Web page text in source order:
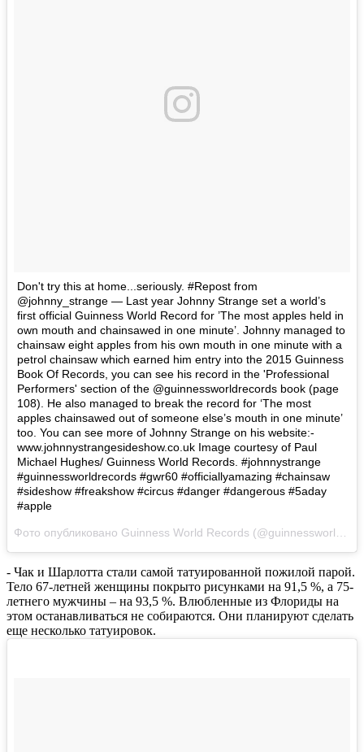
Don't try this at home...seriously. #Repost from
@johnny_strange — Last year Johnny Strange set a world’s
first official Guinness World Record for ’The most apples held in
own mouth and chainsawed in one minute’. Johnny managed to
chainsaw eight apples from his own mouth in one minute with a
petrol chainsaw which earned him entry into the 2015 Guinness
Book Of Records, you can see his record in the 'Professional
Performers' section of the @guinnessworldrecords book (page
108). He also managed to break the record for ‘The most
apples chainsawed out of someone else’s mouth in one minute’
too. You can see more of Johnny Strange on his website:-
www.johnnystrangesideshow.co.uk Image courtesy of Paul
Michael Hughes/ Guinness World Records. #johnnystrange
#guinnessworldrecords #gwr60 #officiallyamazing #chainsaw
#sideshow #freakshow #circus #danger #dangerous #5aday
#apple
- Чак и Шарлотта стали самой татуированной пожилой парой.
Тело 67-летней женщины покрыто рисунками на 91,5 %, а 75-
летнего мужчины – на 93,5 %. Влюбленные из Флориды на
этом останавливаться не собираются. Они планируют сделать
еще несколько татуировок.